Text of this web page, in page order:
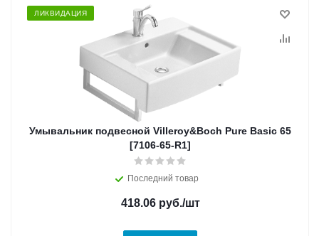
ЛИКВИДАЦИЯ
Умывальник подвесной Villeroy&Boch Pure Basic 65
[7106-65-R1]
Последний товар
418.06руб./шт